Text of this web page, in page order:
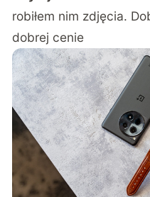
robiłem nim zdjęcia.
dobrej cenie